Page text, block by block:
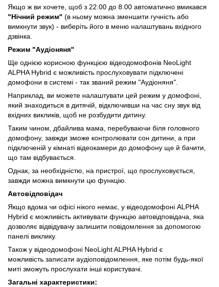
Якщо ж ви хочете, щоб з 22.00 до 8.00 автоматично вмикався
"Нічний режим" (в ньому можна зменшити гучність або
вимкнути звук) - виберіть його в меню налаштувань вхідного
дзвінка.
Режим "Аудіоняня"
Ще однією корисною функцією відеодомофонів NeoLight
ALPHA Hybrid є можливість прослуховувати підключені
домофони в системі - так званий режим "Аудіоняня".
Наприклад, ви можете налаштувати цей режим у домофоні,
який знаходиться в дитячій, відключивши на час сну звук від
вхідних викликів, щоб не розбудити дитину.
Таким чином, дбайлива мама, перебуваючи біля головного
домофону, завжди зможе контролювати сон дитини, а при
підключеній у кімнаті відеокамери до домофону ще й бачити,
що там відбувається.
Однак, за необхідністю, на пристрої, що прослуховується,
завжди можна вимкнути цю функцію.
Автовідповідач
Якщо вдома чи офісі нікого немає, у відеодомофоні ALPHA
Hybrid є можливість активувати функцію автовідповідача, яка
дозволяє відвідувачу залишити повідомлення за допомогою
панелі виклику.
Також у відеодомофоні NeoLight ALPHA Hybrid є
можливість записати аудіоповідомлення, яке потім будь-якої
миті зможуть прослухати інші користувачі.
Загальні характеристики: